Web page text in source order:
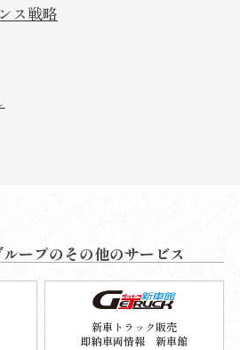
ス戦略
ープのその他のサービス
新車トラック販売
即納車両情報 新車館